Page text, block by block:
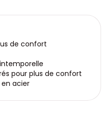
de confort
pour plus de confort
acier